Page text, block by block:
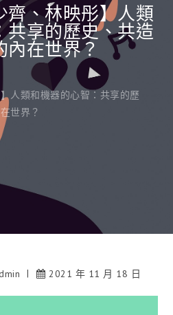
齊、林映彤】人類
共享的歷史、共造
在世界？
人類和機器的心智：共享的歷
世界？
2021 年 11 月 18 日